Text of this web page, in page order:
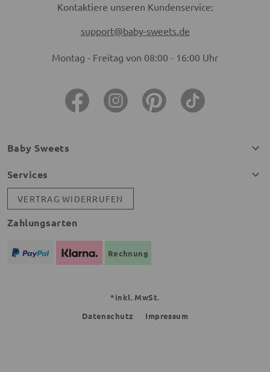
Kontaktiere unseren Kundenservice:
support@baby-sweets.de
Montag - Freitag von 08:00 - 16:00 Uhr
Baby Sweets
Services
VERTRAG WIDERRUFEN
Zahlungsarten
Rechnung
*inkl. MwSt.
Datenschutz
Impressum